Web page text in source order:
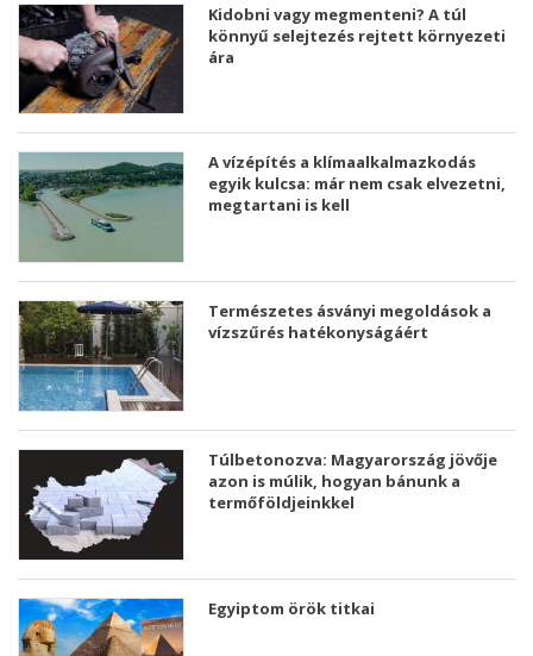
Kidobni vagy megmenteni? A túl
könnyű selejtezés rejtett környezeti
ára
A vízépítés a klímaalkalmazkodás
egyik kulcsa: már nem csak elvezetni,
megtartani is kell
Természetes ásványi megoldások a
vízszűrés hatékonyságáért
Túlbetonozva: Magyarország jövője
azon is múlik, hogyan bánunk a
termőföldjeinkkel
Egyiptom örök titkai